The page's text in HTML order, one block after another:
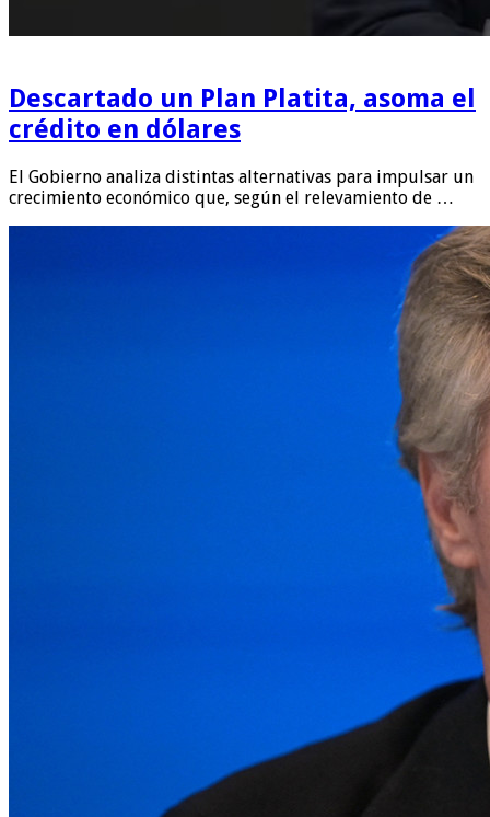
Descartado un Plan Platita, asoma el
crédito en dólares
El Gobierno analiza distintas alternativas para impulsar un
crecimiento económico que, según el relevamiento de …